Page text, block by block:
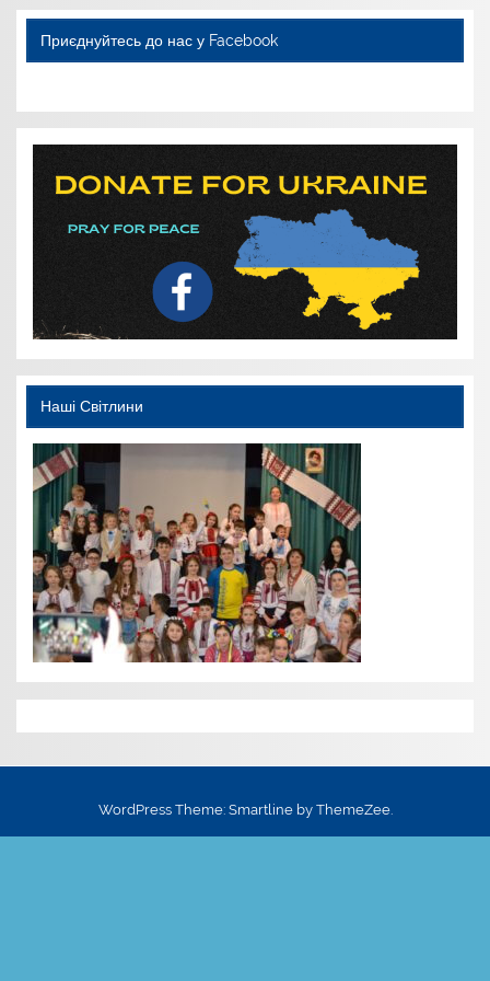
я
Приєднуйтесь до нас у Facebook
WordPress YouTube
Наші Світлини
WordPress Theme: Smartline by ThemeZee.